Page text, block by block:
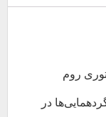
روم
در